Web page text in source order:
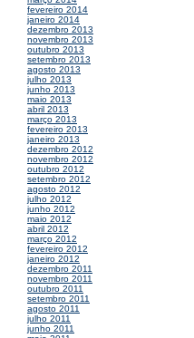
fevereiro 2014
janeiro 2014
dezembro 2013
novembro 2013
outubro 2013
setembro 2013
agosto 2013
julho 2013
junho 2013
maio 2013
abril 2013
março 2013
fevereiro 2013
janeiro 2013
dezembro 2012
novembro 2012
outubro 2012
setembro 2012
agosto 2012
julho 2012
junho 2012
maio 2012
abril 2012
março 2012
fevereiro 2012
janeiro 2012
dezembro 2011
novembro 2011
outubro 2011
setembro 2011
agosto 2011
julho 2011
junho 2011